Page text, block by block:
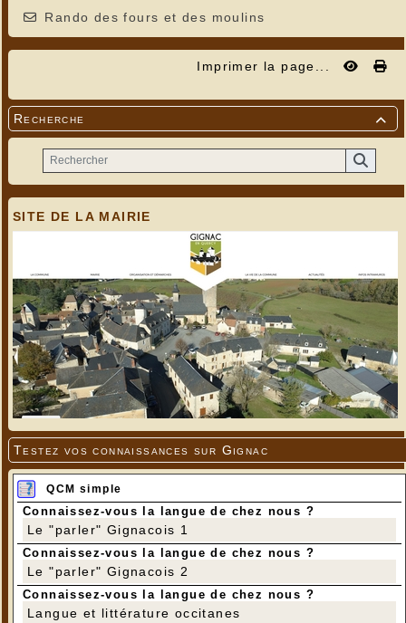
Rando des fours et des moulins
Imprimer la page...

Recherche
SITE DE LA MAIRIE
Testez vos connaissances sur Gignac
QCM simple
Connaissez-vous la langue de chez nous ?
Le "parler" Gignacois 1
Connaissez-vous la langue de chez nous ?
Le "parler" Gignacois 2
Connaissez-vous la langue de chez nous ?
Langue et littérature occitanes